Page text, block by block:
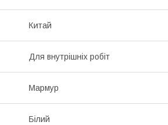
Китай
Для внутрішніх робіт
Мармур
Білий